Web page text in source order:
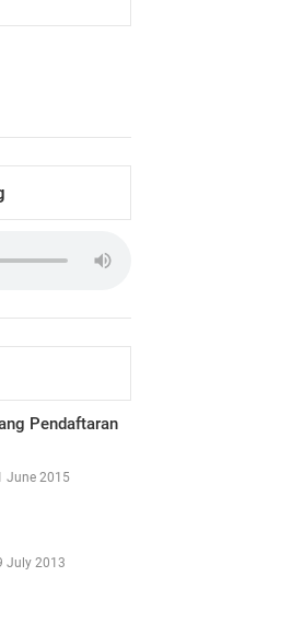
Pendaftaran
June 2015
July 2013